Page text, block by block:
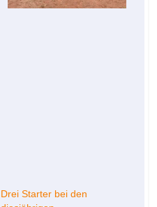
Drei Starter bei den